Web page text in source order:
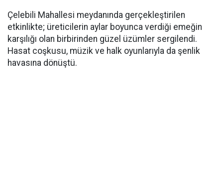
Çelebili Mahallesi meydanında gerçekleştirilen
etkinlikte; üreticilerin aylar boyunca verdiği emeğin
karşılığı olan birbirinden güzel üzümler sergilendi.
Hasat coşkusu, müzik ve halk oyunlarıyla da şenlik
havasına dönüştü.